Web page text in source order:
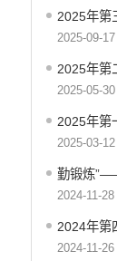
行政事业性
公务员管理
重大决策
财政资金直达
稳岗就业
产品质量
2025年第
2025-09-17
2025年第
2025-05-30
2025年第
2025-03-12
勤锻炼
2024-11-28
2024年第
2024-11-26